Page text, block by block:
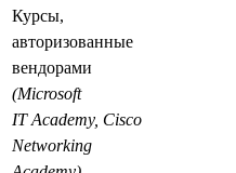
Курсы,
авторизованные
вендорами
(Microsoft
IT Academy, Cisco
Networking